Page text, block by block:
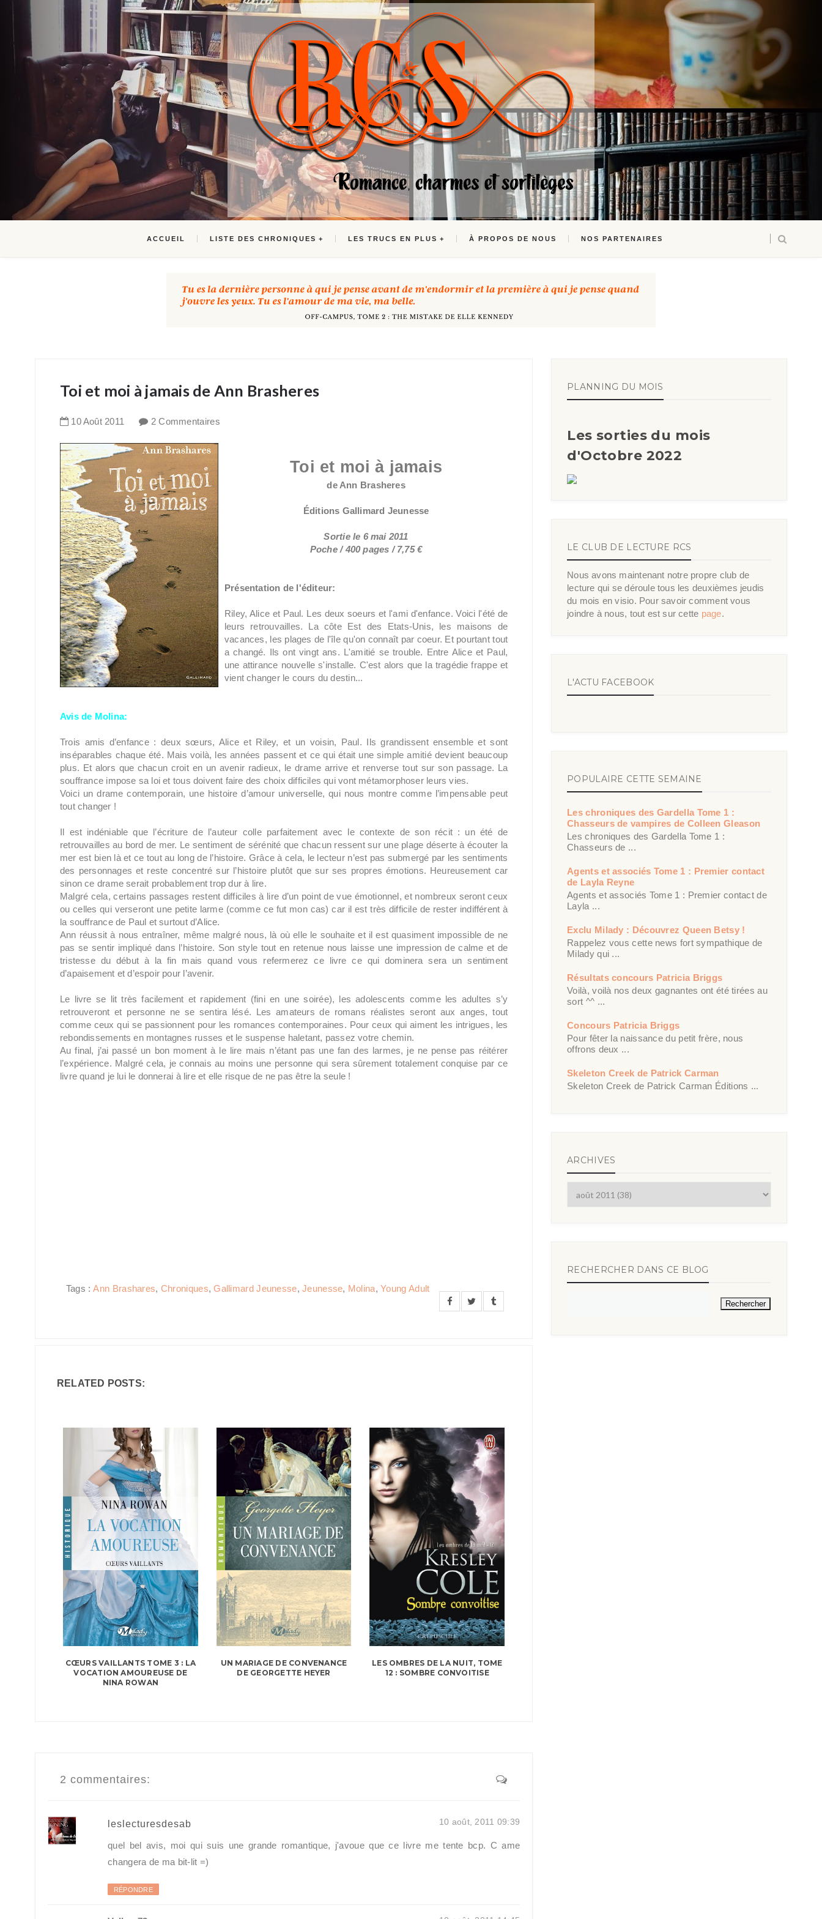
ACCUEIL LISTE DES CHRONIQUES LES TRUCS EN PLUS À PROPOS DE NOUS NOS PARTENAIRES
Toi et moi à jamais de Ann Brasheres
10Août 2011 2 Commentaires
Toi et moi à jamais
de Ann Brasheres
Éditions Gallimard Jeunesse
Sortie le 6 mai 2011
Poche / 400 pages / 7,75 €
Présentation de l'éditeur:
Riley, Alice et Paul. Les deux soeurs et l'ami d'enfance. Voici l'été de
leurs retrouvailles. La côte Est des Etats-Unis, les maisons de
vacances, les plages de l'île qu'on connaît par coeur. Et pourtant tout
a changé. Ils ont vingt ans. L'amitié se trouble. Entre Alice et Paul,
une attirance nouvelle s'installe. C'est alors que la tragédie frappe et
vient changer le cours du destin...
Avis de Molina:
Trois amis d’enfance : deux sœurs, Alice et Riley, et un voisin, Paul. Ils grandissent ensemble et sont
inséparables chaque été. Mais voilà, les années passent et ce qui était une simple amitié devient beaucoup
plus. Et alors que chacun croit en un avenir radieux, le drame arrive et renverse tout sur son passage. La
souffrance impose sa loi et tous doivent faire des choix difficiles qui vont métamorphoser leurs vies.
Voici un drame contemporain, une histoire d’amour universelle, qui nous montre comme l’impensable peut
tout changer !
Il est indéniable que l’écriture de l’auteur colle parfaitement avec le contexte de son récit : un été de
retrouvailles au bord de mer. Le sentiment de sérénité que chacun ressent sur une plage déserte à écouter la
mer est bien là et ce tout au long de l’histoire. Grâce à cela, le lecteur n’est pas submergé par les sentiments
des personnages et reste concentré sur l’histoire plutôt que sur ses propres émotions. Heureusement car
sinon ce drame serait probablement trop dur à lire.
Malgré cela, certains passages restent difficiles à lire d’un point de vue émotionnel, et nombreux seront ceux
ou celles qui verseront une petite larme (comme ce fut mon cas) car il est très difficile de rester indifférent à
la souffrance de Paul et surtout d’Alice.
Ann réussit à nous entraîner, même malgré nous, là où elle le souhaite et il est quasiment impossible de ne
pas se sentir impliqué dans l’histoire. Son style tout en retenue nous laisse une impression de calme et de
tristesse du début à la fin mais quand vous refermerez ce livre ce qui dominera sera un sentiment
d’apaisement et d’espoir pour l’avenir.
Le livre se lit très facilement et rapidement (fini en une soirée), les adolescents comme les adultes s’y
retrouveront et personne ne se sentira lésé. Les amateurs de romans réalistes seront aux anges, tout
comme ceux qui se passionnent pour les romances contemporaines. Pour ceux qui aiment les intrigues, les
rebondissements en montagnes russes et le suspense haletant, passez votre chemin.
Au final, j’ai passé un bon moment à le lire mais n’étant pas une fan des larmes, je ne pense pas réitérer
l’expérience. Malgré cela, je connais au moins une personne qui sera sûrement totalement conquise par ce
livre quand je lui le donnerai à lire et elle risque de ne pas être la seule !
Tags :Ann Brashares, Chroniques,Gallimard Jeunesse,Jeunesse, Molina,Young Adult
RELATED POSTS:
CŒURS VAILLANTS TOME 3 : LA
VOCATION AMOUREUSE DE
NINA ROWAN
UN MARIAGE DE CONVENANCE
DE GEORGETTE HEYER
LES OMBRES DE LA NUIT, TOME
12 : SOMBRE CONVOITISE
2 commentaires:
leslecturesdesab 10 août, 2011 09:39
quel bel avis, moi qui suis une grande romantique, j'avoue que ce livre me tente bcp. C ame
changera de ma bit-lit =)
RÉPONDRE
PLANNING DU MOIS
Les sorties du mois
d'Octobre 2022
LE CLUB DE LECTURE RCS
Nous avons maintenant notre propre club de
lecture qui se déroule tous les deuxièmes jeudis
du mois en visio. Pour savoir comment vous
joindre à nous, tout est sur cette page.
L'ACTU FACEBOOK
POPULAIRE CETTE SEMAINE
Les chroniques des Gardella Tome 1 :
Chasseurs de vampires de Colleen Gleason
Les chroniques des Gardella Tome 1 :
Chasseurs de ...
Agents et associés Tome 1 : Premier contact
de Layla Reyne
Agents et associés Tome 1 : Premier contact de
Layla ...
Exclu Milady : Découvrez Queen Betsy !
Rappelez vous cette news fort sympathique de
Milady qui ...
Résultats concours Patricia Briggs
Voilà, voilà nos deux gagnantes ont été tirées au
sort ^^ ...
Concours Patricia Briggs
Pour fêter la naissance du petit frère, nous
offrons deux ...
Skeleton Creek de Patrick Carman
Skeleton Creek de Patrick Carman Éditions ...
ARCHIVES
RECHERCHER DANS CE BLOG